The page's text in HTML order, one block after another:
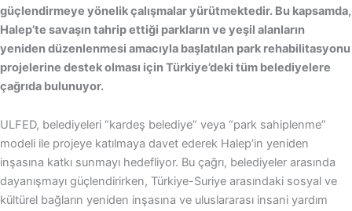
güçlendirmeye yönelik çalışmalar yürütmektedir. Bu kapsamda,
Halep’te savaşın tahrip ettiği parkların ve yeşil alanların
yeniden düzenlenmesi amacıyla başlatılan park rehabilitasyonu
projelerine destek olması için Türkiye’deki tüm belediyelere
çağrıda bulunuyor.
ULFED, belediyeleri “kardeş belediye” veya “park sahiplenme”
modeli ile projeye katılmaya davet ederek Halep’in yeniden
inşasına katkı sunmayı hedefliyor. Bu çağrı, belediyeler arasında
dayanışmayı güçlendirirken, Türkiye-Suriye arasındaki sosyal ve
kültürel bağların yeniden inşasına ve uluslararası insani yardım